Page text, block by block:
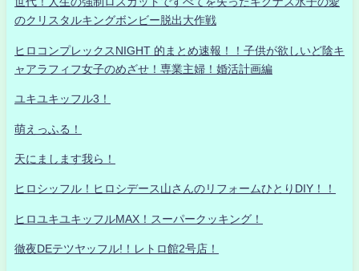
のクリスタルキングボンビー脱出大作戦
ヒロコンプレックスNIGHT 的まとめ速報！！子供が欲しいど陰キ
ャアラフィフ女子のめざせ！専業主婦！婚活計画編
ユキユキッフル3！
萌えっふる！
天にまします我ら！
ヒロシッフル！ヒロシデース山さんのリフォームひとりDIY！！
ヒロユキユキッフルMAX！スーパークッキング！
徹夜DEテツヤッフル!！レトロ館2号店！